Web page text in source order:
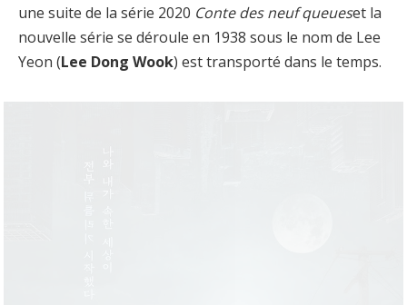
une suite de la série 2020 Conte des neuf queueset la
nouvelle série se déroule en 1938 sous le nom de Lee
Yeon (Lee Dong Wook) est transporté dans le temps.